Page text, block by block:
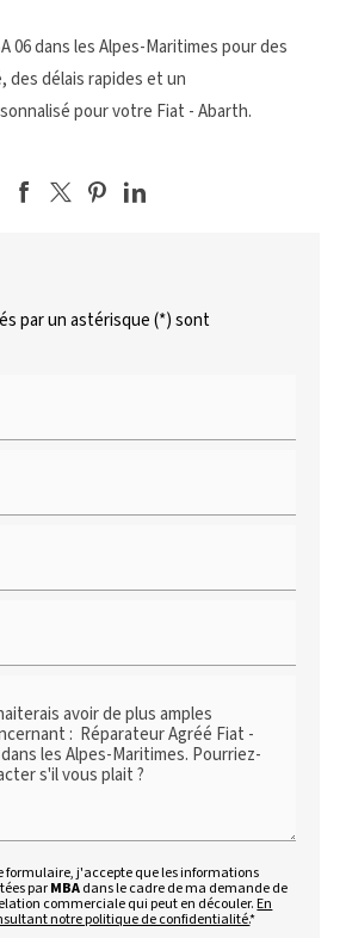
06 dans les Alpes-Maritimes pour des
délais rapides et un
pour votre Fiat - Abarth.
par un astérisque (*) sont
formulaire, j'accepte que les informations
parMBAdans le cadre de ma demande de
commerciale qui peut en découler.En
notre politique de confidentialité.*